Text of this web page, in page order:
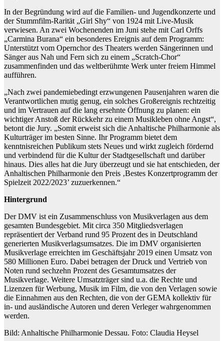
In der Begründung wird auf die Familien- und Jugendkonzerte und
der Stummfilm-Rarität „Girl Shy“ von 1924 mit Live-Musik
verwiesen. An zwei Wochenenden im Juni stehe mit Carl Orffs
„Carmina Burana“ ein besonderes Ereignis auf dem Programm:
Unterstützt vom Opernchor des Theaters werden Sängerinnen und
Sänger aus Nah und Fern sich zu einem „Scratch-Chor“
zusammenfinden und das weltberühmte Werk unter freiem Himmel
aufführen.
„Nach zwei pandemiebedingt erzwungenen Pausenjahren waren die
Verantwortlichen mutig genug, ein solches Großereignis rechtzeitig
und im Vertrauen auf die lang ersehnte Öffnung zu planen: ein
wichtiger Anstoß der Rückkehr zu einem Musikleben ohne Angst“,
betont die Jury. „Somit erweist sich die Anhaltische Philharmonie als
Kulturträger im besten Sinne. Ihr Programm bietet dem
kenntnisreichen Publikum stets Neues und wirkt zugleich fördernd
und verbindend für die Kultur der Stadtgesellschaft und darüber
hinaus. Dies alles hat die Jury überzeugt und sie hat entschieden, der
Anhaltischen Philharmonie den Preis ‚Bestes Konzertprogramm der
Spielzeit 2022/2023’ zuzuerkennen.“
Hintergrund
Der DMV ist ein Zusammenschluss von Musikverlagen aus dem
gesamten Bundesgebiet. Mit circa 350 Mitgliedsverlagen
repräsentiert der Verband rund 95 Prozent des in Deutschland
generierten Musikverlagsumsatzes. Die im DMV organisierten
Musikverlage erreichten im Geschäftsjahr 2019 einen Umsatz von
580 Millionen Euro. Dabei betragen der Druck und Vertrieb von
Noten rund sechzehn Prozent des Gesamtumsatzes der
Musikverlage. Weitere Umsatzträger sind u.a. die Rechte und
Lizenzen für Werbung, Musik im Film, die von den Verlagen sowie
die Einnahmen aus den Rechten, die von der GEMA kollektiv für
in- und ausländische Autoren und deren Verleger wahrgenommen
werden.
Bild: Anhaltische Philharmonie Dessau. Foto: Claudia Heysel